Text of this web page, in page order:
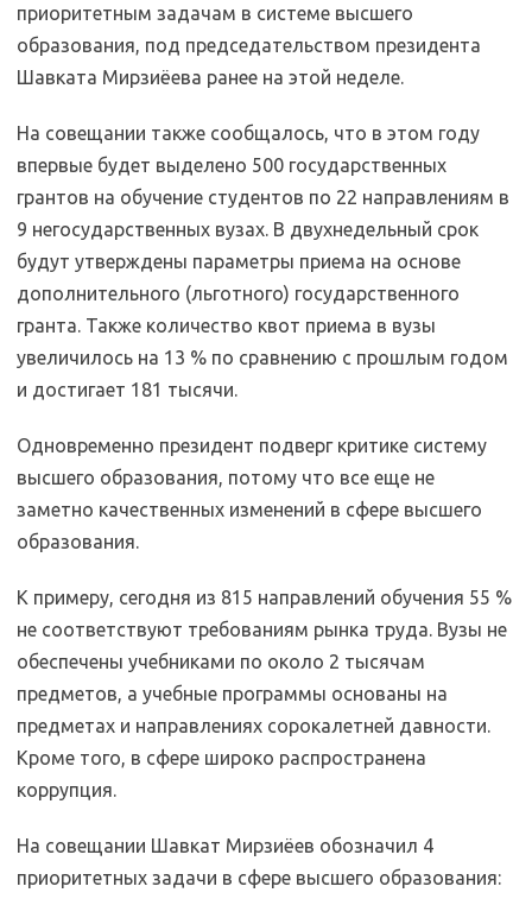
приоритетным задачам в системе высшего
образования, под председательством президента
Шавката Мирзиёева ранее на этой неделе.
На совещании также сообщалось, что в этом году
впервые будет выделено 500 государственных
грантов на обучение студентов по 22 направлениям в
9 негосударственных вузах. В двухнедельный срок
будут утверждены параметры приема на основе
дополнительного (льготного) государственного
гранта. Также количество квот приема в вузы
увеличилось на 13 % по сравнению с прошлым годом
и достигает 181 тысячи.
Одновременно президент подверг критике систему
высшего образования, потому что все еще не
заметно качественных изменений в сфере высшего
образования.
К примеру, сегодня из 815 направлений обучения 55 %
не соответствуют требованиям рынка труда. Вузы не
обеспечены учебниками по около 2 тысячам
предметов, а учебные программы основаны на
предметах и направлениях сорокалетней давности.
Кроме того, в сфере широко распространена
коррупция.
На совещании Шавкат Мирзиёев обозначил 4
приоритетных задачи в сфере высшего образования: